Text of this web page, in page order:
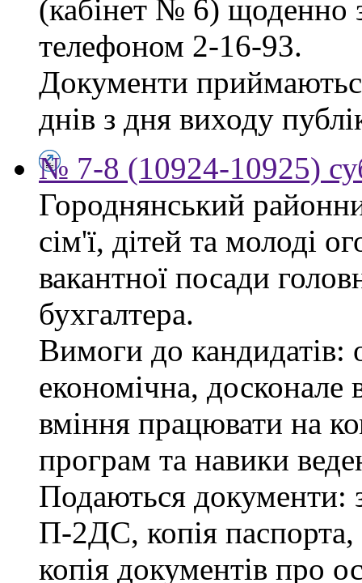
(кабінет № 6) щоденно
телефоном 2-16-93.
Документи
днів з дня виходу
№ 7-8 (10924-10925)
Городнянський
сім'ї, дітей та молоді
вакантної посади
бухгалтера.
Вимоги до кандидатів:
економічна,
вміння працювати на
програм та навики
Подаються документи:
П-2ДС, копія
копія документів про